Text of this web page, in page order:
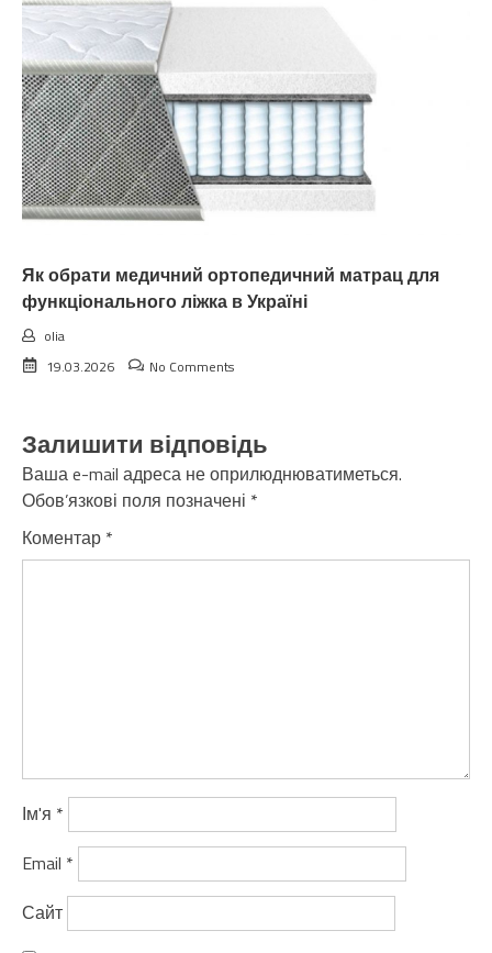
Як обрати медичний ортопедичний матрац для
функціонального ліжка в Україні
olia
19.03.2026
No Comments
Залишити відповідь
Ваша e-mail адреса не оприлюднюватиметься.
Обов’язкові поля позначені *
Коментар *
Ім'я *
Email *
Сайт